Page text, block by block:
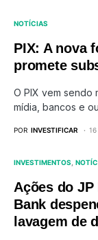
NOTÍCIAS
PIX: A nova
promete
O PIX vem sendo
mídia, bancos e
POR INVESTIFICAR 16
INVESTIMENTOS
Ações do JP
Bank
lavagem de